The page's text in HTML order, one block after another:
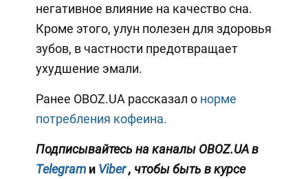
негативное влияние на качество сна.
Кроме этого, улун полезен для здоровья
зубов, в частности предотвращает
ухудшение эмали.
Ранее OBOZ.UA рассказал о норме
потребления кофеина.
Подписывайтесь на каналы OBOZ.UA в
Telegram и Viber , чтобы быть в курсе